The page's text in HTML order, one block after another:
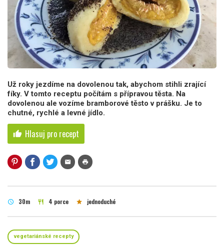
Už roky jezdíme na dovolenou tak, abychom stihli zrající
fíky. V tomto receptu počítám s přípravou těsta. Na
dovolenou ale vozíme bramborové těsto v prášku. Je to
chutné, rychlé a levné jídlo.
thumb_up Hlasuj pro recept
mail print
schedule 30m restaurant 4 porce star jednoduché
vegetariánské recepty